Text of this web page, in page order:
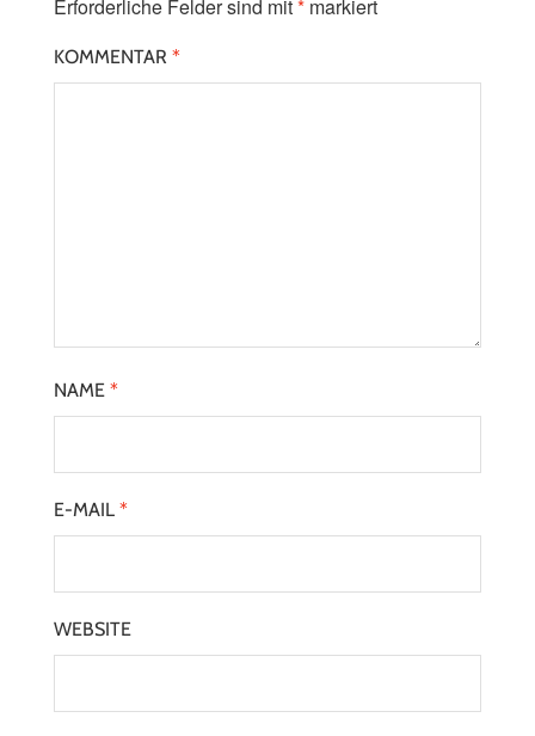
Erforderliche Felder sind mit* markiert
KOMMENTAR *
NAME *
E-MAIL *
WEBSITE